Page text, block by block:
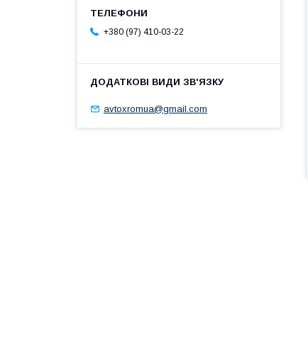
+380 (97) 410-03-22
avtoxromua@gmail.com